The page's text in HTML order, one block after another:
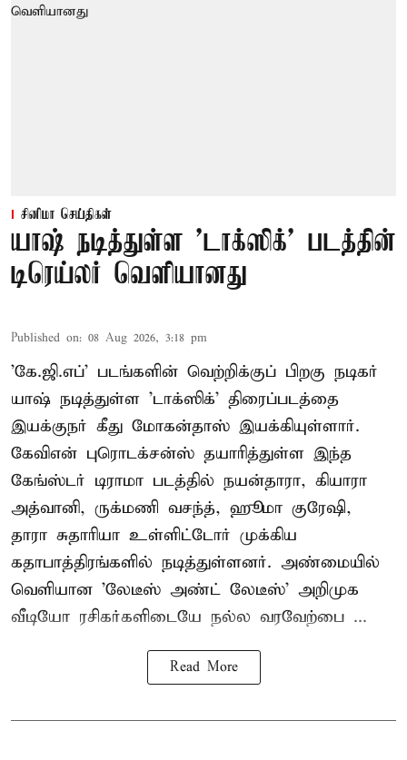
சினிமா செய்திகள்
யாஷ் நடித்துள்ள 'டாக்‌ஸிக்' படத்தின்
டிரெய்லர் வெளியானது
Published on: 08 Aug 2026, 3:18 pm
'கே.ஜி.எப்' படங்களின் வெற்றிக்குப் பிறகு நடிகர்
யாஷ் நடித்துள்ள 'டாக்ஸிக்' திரைப்படத்தை
இயக்குநர் கீது மோகன்தாஸ் இயக்கியுள்ளார்.
கேவிஎன் புரொடக்சன்ஸ் தயாரித்துள்ள இந்த
கேங்ஸ்டர் டிராமா படத்தில் நயன்தாரா, கியாரா
அத்வானி, ருக்மணி வசந்த், ஹூமா குரேஷி,
தாரா சுதாரியா உள்ளிட்டோர் முக்கிய
கதாபாத்திரங்களில் நடித்துள்ளனர். அண்மையில்
வெளியான 'லேடீஸ் அண்ட் லேடீஸ்' அறிமுக
வீடியோ ரசிகர்களிடையே நல்ல வரவேற்பை ...
Read More